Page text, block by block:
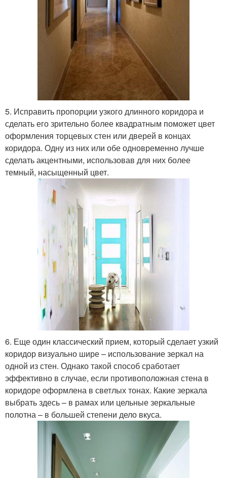
5. Исправить пропорции узкого длинного коридора и
сделать его зрительно более квадратным поможет цвет
оформления торцевых стен или дверей в концах
коридора. Одну из них или обе одновременно лучше
сделать акцентными, использовав для них более
темный, насыщенный цвет.
6. Еще один классический прием, который сделает узкий
коридор визуально шире – использование зеркал на
одной из стен. Однако такой способ сработает
эффективно в случае, если противоположная стена в
коридоре оформлена в светлых тонах. Какие зеркала
выбрать здесь – в рамах или цельные зеркальные
полотна – в большей степени дело вкуса.